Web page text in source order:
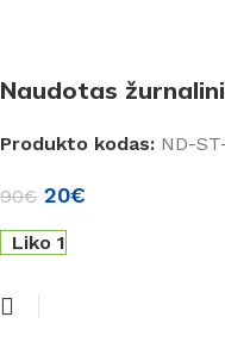
Naudotas
Produkto kodas: ND-
90€ 20€
Liko 1